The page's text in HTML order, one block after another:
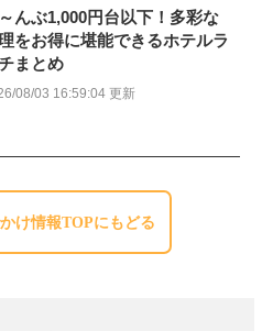
んぶ1,000円台以下！多彩な
をお得に堪能できるホテルラ
まとめ
08/03 16:59:04 更新
け情報TOPにもどる